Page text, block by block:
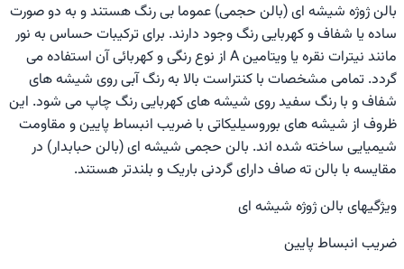
بالن ژوژه شیشه ای (بالن حجمی) عموما بی رنگ هستند و به دو صورت
ساده یا شفاف و کهربایی رنگ وجود دارند. برای ترکیبات حساس به نور
مانند نیترات نقره یا ویتامین A از نوع رنگی و کهربائی آن استفاده می
گردد. تمامی مشخصات با کنتراست بالا به رنگ آبی روی شیشه های
شفاف و با رنگ سفید روی شیشه های کهربایی رنگ چاپ می شود. این
ظروف از شیشه های بوروسیلیکاتی با ضریب انبساط پایین و مقاومت
شیمیایی ساخته شده اند. بالن حجمی شیشه ای (بالن حبابدار) در
مقایسه با بالن ته صاف دارای گردنی باریک و بلندتر هستند.
ویژگیهای بالن ژوژه شیشه ای
ضریب انبساط پایین